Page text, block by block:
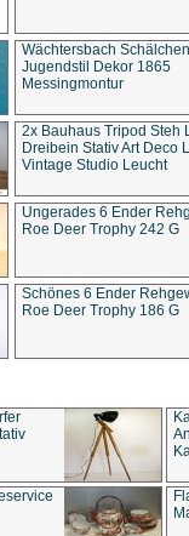
Wächtersbach Schälchen
Jugendstil Dekor 1865
Messingmontur
2x Bauhaus Tripod Steh
Dreibein Stativ Art Deco
Vintage Studio Leucht
Ungerades 6 Ender
Roe Deer Trophy 242 G
Schönes 6 Ender
Roe Deer Trophy 186 G